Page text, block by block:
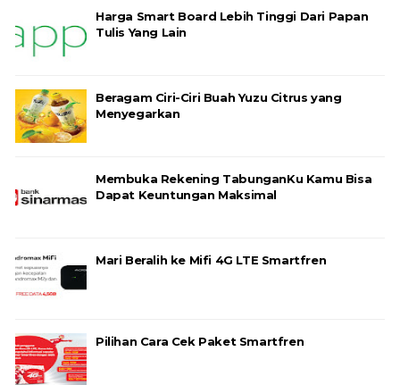
Harga Smart Board Lebih Tinggi Dari Papan
Tulis Yang Lain
Beragam Ciri-Ciri Buah Yuzu Citrus yang
Menyegarkan
Membuka Rekening TabunganKu Kamu Bisa
Dapat Keuntungan Maksimal
Mari Beralih ke Mifi 4G LTE Smartfren
Pilihan Cara Cek Paket Smartfren